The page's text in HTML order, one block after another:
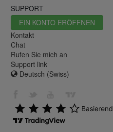
SUPPORT
EIN KONTO ERÖFFNEN
Kontakt
Chat
Rufen Sie mich an
Support link
Deutsch (Swiss)